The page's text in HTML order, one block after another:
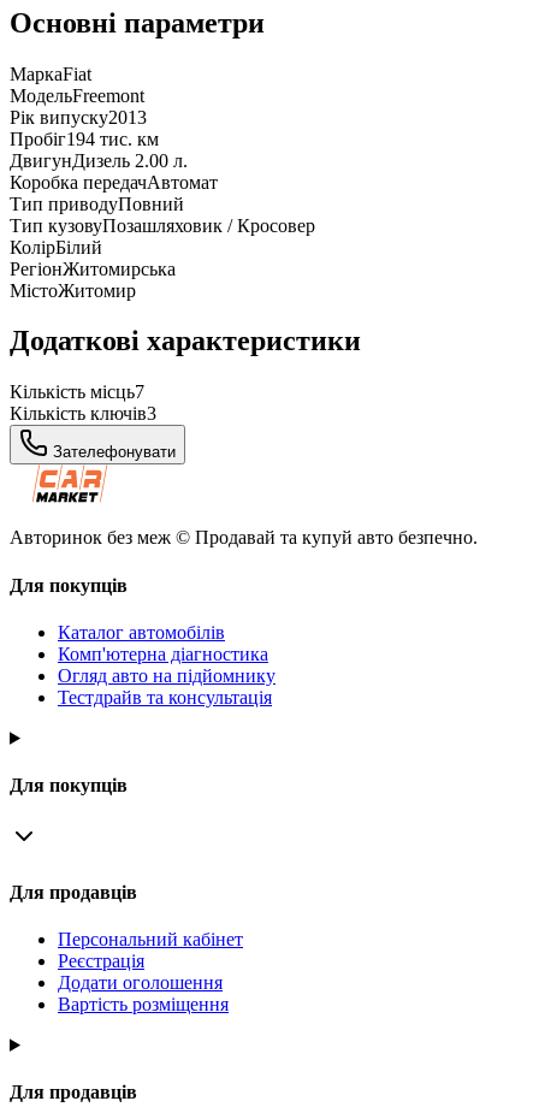
Основні параметри
МаркаFiat
МодельFreemont
Рік випуску2013
Пробіг194 тис. км
ДвигунДизель 2.00 л.
Коробка передачАвтомат
Тип приводуПовний
Тип кузовуПозашляховик / Кросовер
КолірБілий
РегіонЖитомирська
МістоЖитомир
Додаткові характеристики
Кількість місць7
Кількість ключів3
Зателефонувати
Авторинок без меж © Продавай та купуй авто безпечно.
Для покупців
Каталог автомобілів
Комп'ютерна діагностика
Огляд авто на підйомнику
Тестдрайв та консультація
Для покупців
Для продавців
Персональний кабінет
Реєстрація
Додати оголошення
Вартість розміщення
Для продавців